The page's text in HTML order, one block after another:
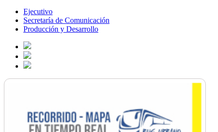
Ejecutivo
Secretaría de Comunicación
Producción y Desarrollo